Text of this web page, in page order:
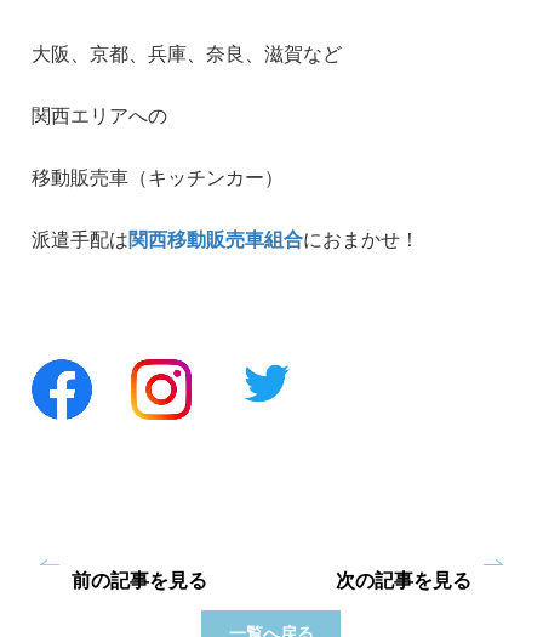
大阪、京都、兵庫、奈良、滋賀など
関西エリアへの
移動販売車（キッチンカー）
派遣手配は関西移動販売車組合におまかせ！
前の記事を見る
一覧へ戻る
次の記事を見る